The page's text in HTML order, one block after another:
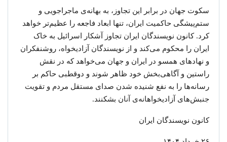
سکوت جهان در برابر این تجاوز، به بهانه‌ی ماجراجویی و
ستم‌پیشگی حاکمیت ایران، تنها ابعاد فاجعه را عظیم‌تر خواهد
کرد. کانون نویسندگان ایران تجاوز آشکار اسرائیل به خاک
ایران را محکوم می‌کند و از نویسندگان آزادیخواه، روشنفکران
و نهادهای همسو در ایران و جهان می‌خواهد که در نقش
راستین و آگاهی‌بخش خود ظاهر شوند و دوقطبی حاکم بر
رسانه‌ها را به نفع شنیده شدن صدای مستقل مردم و تقویت
جنبش‌های آزادیخواهانه‌ی آنان بشکنند.
کانون نویسندگان ایران